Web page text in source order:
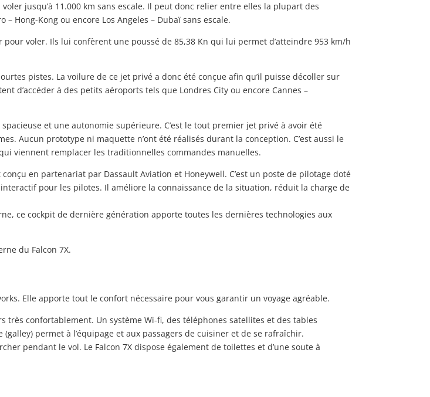
jusqu’à 11.000 km sans escale. Il peut donc relier entre elles la plupart des
Hong-Kong ou encore Los Angeles – Dubaï sans escale.
voler. Ils lui confèrent une poussé de 85,38 Kn qui lui permet d’atteindre 953 km/h
pistes. La voilure de ce jet privé a donc été conçue afin qu’il puisse décoller sur
d’accéder à des petits aéroports tels que Londres City ou encore Cannes –
et une autonomie supérieure. C’est le tout premier jet privé à avoir été
Aucun prototype ni maquette n’ont été réalisés durant la conception. C’est aussi le
viennent remplacer les traditionnelles commandes manuelles.
en partenariat par Dassault Aviation et Honeywell. C’est un poste de pilotage doté
pour les pilotes. Il améliore la connaissance de la situation, réduit la charge de
ce cockpit de dernière génération apporte toutes les dernières technologies aux
du Falcon 7X.
Elle apporte tout le confort nécessaire pour vous garantir un voyage agréable.
très confortablement. Un système Wi-fi, des téléphones satellites et des tables
permet à l’équipage et aux passagers de cuisiner et de se rafraîchir.
pendant le vol. Le Falcon 7X dispose également de toilettes et d’une soute à